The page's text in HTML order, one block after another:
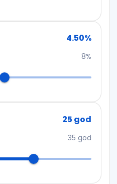
4.50%
8%
25 god
35god